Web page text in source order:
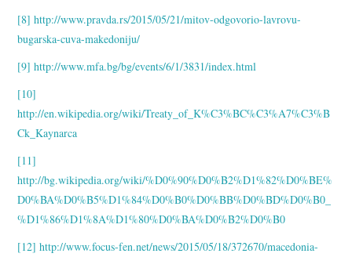
[8] http://www.pravda.rs/2015/05/21/mitov-odgovorio-lavrovu-
bugarska-cuva-makedoniju/
[9] http://www.mfa.bg/bg/events/6/1/3831/index.html
[10]
http://en.wikipedia.org/wiki/Treaty_of_K%C3%BC%C3%A7%C3%B
Ck_Kaynarca
[11]
http://bg.wikipedia.org/wiki/%D0%90%D0%B2%D1%82%D0%BE%
D0%BA%D0%B5%D1%84%D0%B0%D0%BB%D0%BD%D0%B0_
%D1%86%D1%8A%D1%80%D0%BA%D0%B2%D0%B0
[12] http://www.focus-fen.net/news/2015/05/18/372670/macedonia-